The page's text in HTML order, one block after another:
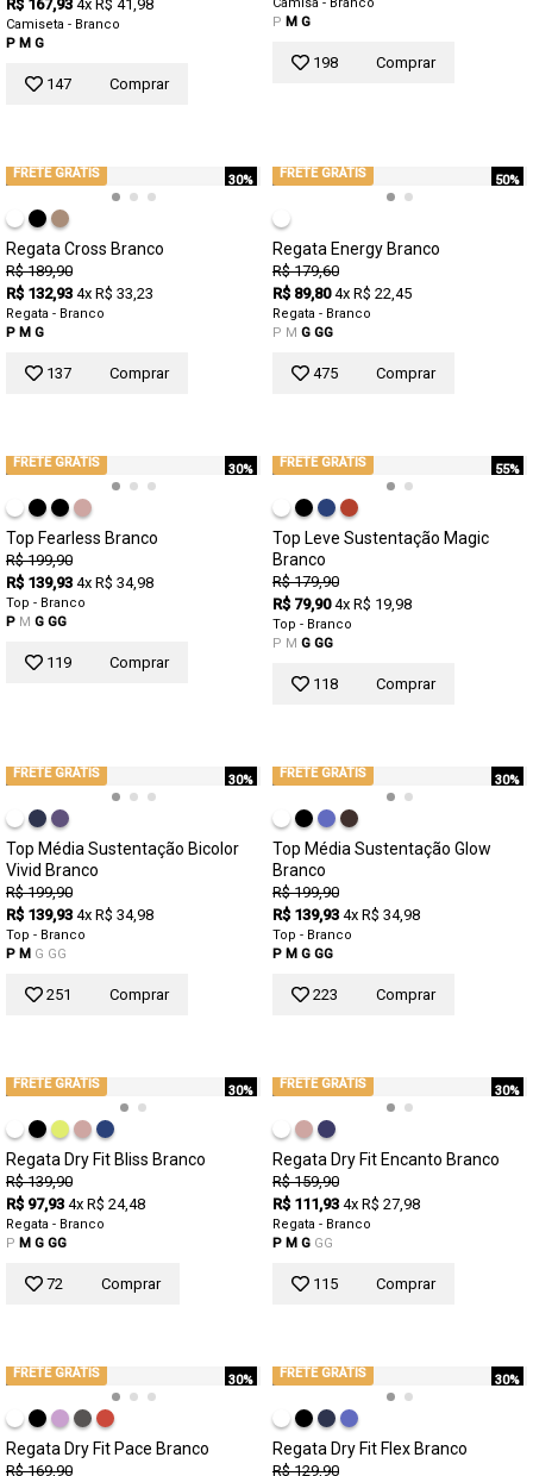
R$ 167,93 4x R$ 41,98
Camiseta - Branco
P M G
147 Comprar
P M G
198 Comprar
30%
FRETE GRÁTIS
Regata Cross Branco
R$ 189,90
R$ 132,93 4x R$ 33,23
Regata - Branco
P M G
137 Comprar
50%
FRETE GRÁTIS
Regata Energy Branco
R$ 179,60
R$ 89,80 4x R$ 22,45
Regata - Branco
P M G GG
475 Comprar
30%
FRETE GRÁTIS
Top Fearless Branco
R$ 199,90
R$ 139,93 4x R$ 34,98
Top - Branco
P M G GG
119 Comprar
55%
FRETE GRÁTIS
Top Leve Sustentação Magic
Branco
R$ 179,90
R$ 79,90 4x R$ 19,98
Top - Branco
P M G GG
118 Comprar
30%
FRETE GRÁTIS
Top Média Sustentação Bicolor
Vivid Branco
R$ 199,90
R$ 139,93 4x R$ 34,98
Top - Branco
P M G GG
251 Comprar
30%
FRETE GRÁTIS
Top Média Sustentação Glow
Branco
R$ 199,90
R$ 139,93 4x R$ 34,98
Top - Branco
P M G GG
223 Comprar
30%
FRETE GRÁTIS
Regata Dry Fit Bliss Branco
R$ 139,90
R$ 97,93 4x R$ 24,48
Regata - Branco
P M G GG
72 Comprar
30%
FRETE GRÁTIS
Regata Dry Fit Encanto Branco
R$ 159,90
R$ 111,93 4x R$ 27,98
Regata - Branco
P M G GG
115 Comprar
30%
FRETE GRÁTIS
Regata Dry Fit Pace Branco
R$ 169,90
30%
FRETE GRÁTIS
Regata Dry Fit Flex Branco
R$ 129,90